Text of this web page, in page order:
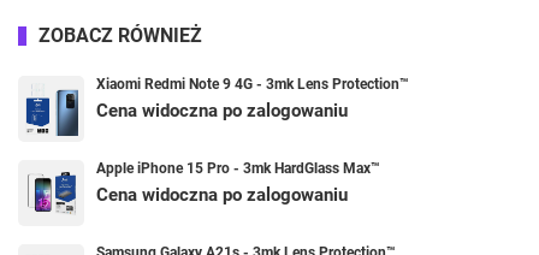
ZOBACZ RÓWNIEŻ
Xiaomi Redmi Note 9 4G - 3mk Lens Protection™
Cena widoczna po zalogowaniu
Apple iPhone 15 Pro - 3mk HardGlass Max™
Cena widoczna po zalogowaniu